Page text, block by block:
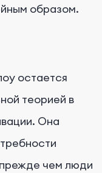
образом.
остается
теорией в
Она
чем люди